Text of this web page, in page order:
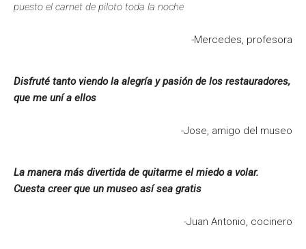
puesto el carnet de piloto toda la noche
-Mercedes, profesora
Disfruté tanto viendo la alegría y pasión de los restauradores,
que me uní a ellos
-Jose, amigo del museo
La manera más divertida de quitarme el miedo a volar.
Cuesta creer que un museo así sea gratis
-Juan Antonio, cocinero